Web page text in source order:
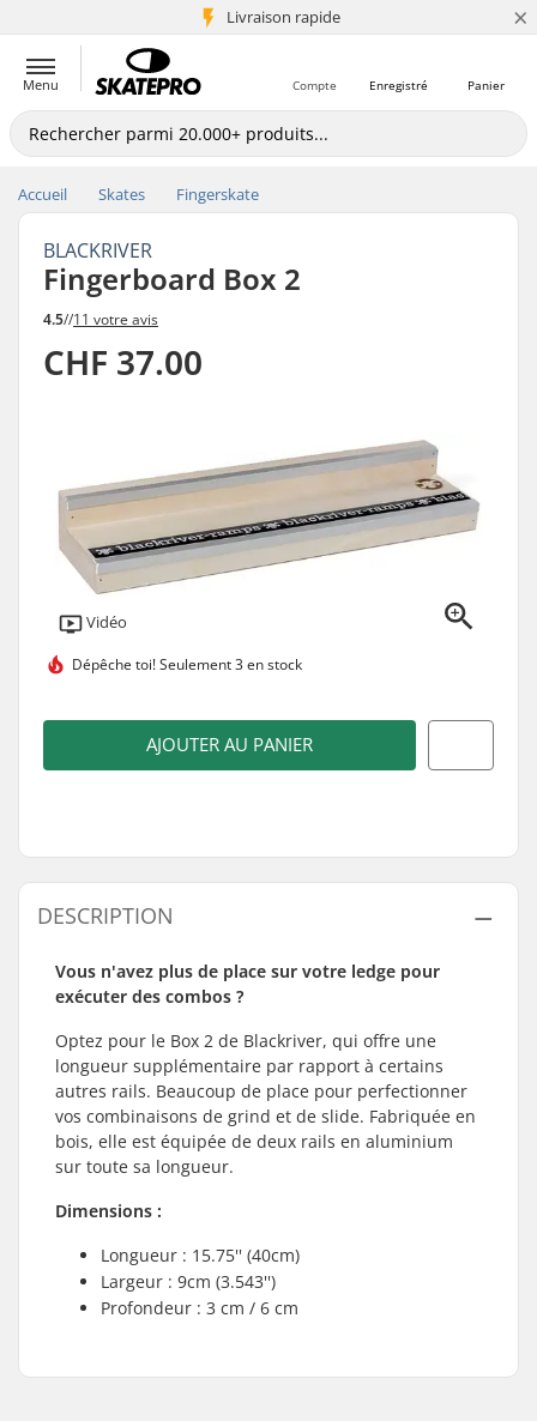
Livraison rapide
+5 mio de clients ×
Menu Panier
Enregistré
Compte
Accueil Skates Fingerskate
BLACKRIVER
Fingerboard Box 2
4.5//11 votre avis
CHF 37.00
Vidéo
Dépêche toi!Seulement 3 en stock
AJOUTER AU PANIER
DESCRIPTION
Vous n'avez plus de place sur votre ledge pour
exécuter des combos ?
Optez pour le Box 2 de Blackriver, qui offre une
longueur supplémentaire par rapport à certains
autres rails. Beaucoup de place pour perfectionner
vos combinaisons de grind et de slide. Fabriquée en
bois, elle est équipée de deux rails en aluminium
sur toute sa longueur.
Dimensions :
Longueur : 15.75'' (40cm)
Largeur : 9cm (3.543'')
Profondeur : 3 cm / 6 cm